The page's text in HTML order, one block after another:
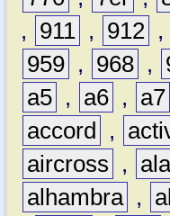
,
911 , 912 ,
959 , 968 ,
a5 , a6 , a7
accord
,
aircross
,
alhambra ,